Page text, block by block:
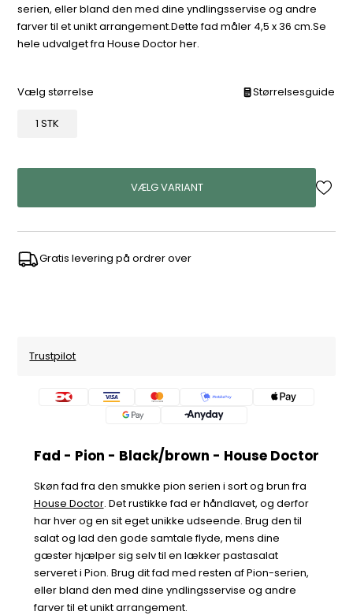
serien, eller bland den med dine yndlingsservise og andre
farver til et unikt arrangement.Dette fad måler 4,5 x 36 cm.Se
hele udvalget fra House Doctor her.
Vælg størrelse Størrelsesguide
1 STK
VÆLG VARIANT
Gratis levering på ordrer over
Trustpilot
Fad - Pion - Black/brown - House Doctor
Skøn fad fra den smukke pion serien i sort og brun fra
House Doctor. Det rustikke fad er håndlavet, og derfor
har hver og en sit eget unikke udseende. Brug den til
salat og lad den gode samtale flyde, mens dine
gæster hjælper sig selv til en lækker pastasalat
serveret i Pion. Brug dit fad med resten af Pion-serien,
eller bland den med dine yndlingsservise og andre
farver til et unikt arrangement.